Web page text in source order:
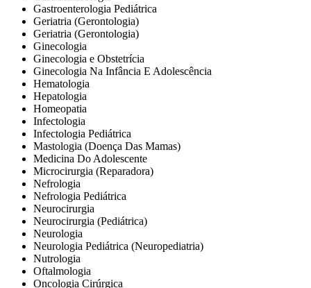
Gastroenterologia Pediátrica
Geriatria (Gerontologia)
Geriatria (Gerontologia)
Ginecologia
Ginecologia e Obstetrícia
Ginecologia Na Infância E Adolescência
Hematologia
Hepatologia
Homeopatia
Infectologia
Infectologia Pediátrica
Mastologia (Doença Das Mamas)
Medicina Do Adolescente
Microcirurgia (Reparadora)
Nefrologia
Nefrologia Pediátrica
Neurocirurgia
Neurocirurgia (Pediátrica)
Neurologia
Neurologia Pediátrica (Neuropediatria)
Nutrologia
Oftalmologia
Oncologia Cirúrgica